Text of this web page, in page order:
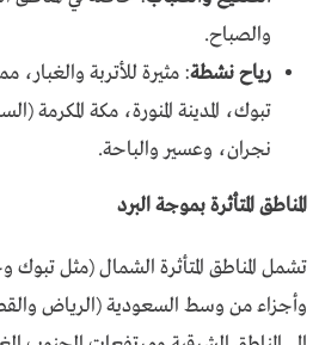
والصباح.
رياح نشطة: مثيرة للأتربة والغبار،
تبوك، المدينة المنورة، مكة المكرمة
نجران، وعسير والباحة.
المناطق المتأثرة بموجة البرد
تشمل المناطق المتأثرة الشمال (مثل
وأجزاء من وسط السعودية (الرياض